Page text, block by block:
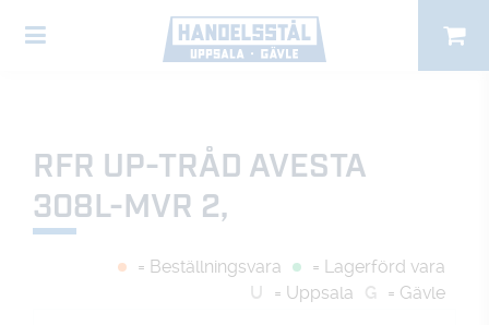
RFR UP-TRÅD AVESTA
308L-MVR 2,
= Beställningsvara
= Lagerförd vara
U
= Uppsala G = Gävle